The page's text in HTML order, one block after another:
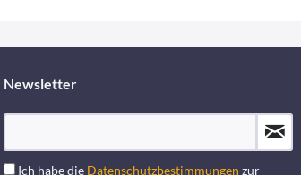
Newsletter
Ich habe die Datenschutzbestimmungen zur